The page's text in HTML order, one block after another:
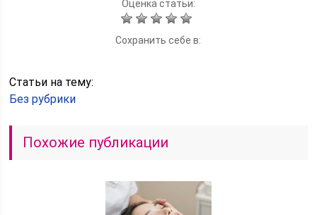
Оценка статьи:
Сохранить себе в:
Статьи на тему:
Без рубрики
Похожие публикации